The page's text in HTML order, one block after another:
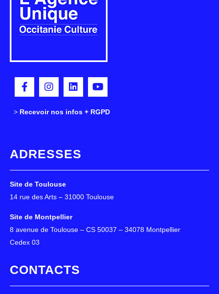
> Recevoir nos infos + RGPD
ADRESSES
Site de Toulouse
14 rue des Arts – 31000 Toulouse
Site de Montpellier
8 avenue de Toulouse – CS 50037 – 34078 Montpellier
Cedex 03
CONTACTS